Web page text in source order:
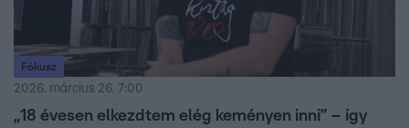
Fókusz
2026. március 26. 7:00
„18 évesen elkezdtem elég keményen inni” – így